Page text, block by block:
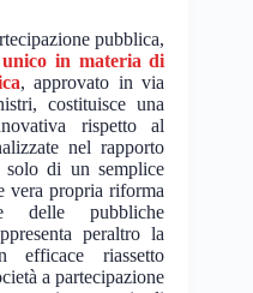
pubblica,
unico in materia di
, approvato in via
costituisce una
rispetto al
nel rapporto
solo di un semplice
vera propria riforma
delle pubbliche
peraltro la
efficace riassetto
a partecipazione